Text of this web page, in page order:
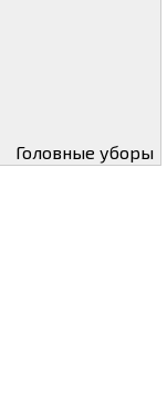
Головные уборы